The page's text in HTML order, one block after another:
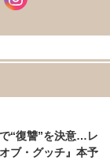
“復讐”を決意…レ
ブ・グッチ』本予